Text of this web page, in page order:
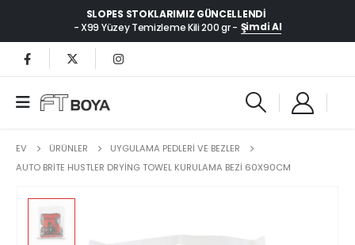
SLOPES STOKLARIMIZ GÜNCELLENDI
- X99 Yüzey Temizleme Kili 200 gr - Şimdi Al
EV ÜRÜNLER
UYGULAMA PEDLERİ VE BEZLER
AUTO BRITE HUSTLER DRYING TOWEL KURULAMA BEZI 60X90CM